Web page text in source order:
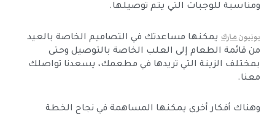
ومناسبة للوجبات التي يتم توصيلها.
يونيون مارك يمكنها مساعدتك في التصاميم الخاصة بالعيد
من قائمة الطعام إلى العلب الخاصة بالتوصيل وحتى
بمختلف الزينة التي تريدها في مطعمك، يسعدنا تواصلك
معنا.
وهناك أفكار أخرى يمكنها المساهمة في نجاح الخطة